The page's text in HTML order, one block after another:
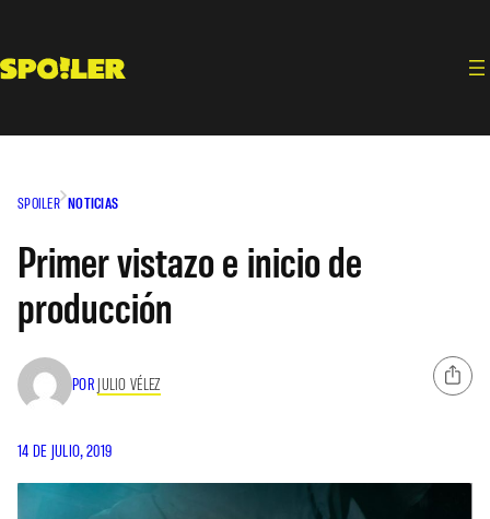
contenido
SPOILER NOTICIAS
Primer vistazo e inicio de
producción
POR JULIO VÉLEZ
14 DE JULIO, 2019